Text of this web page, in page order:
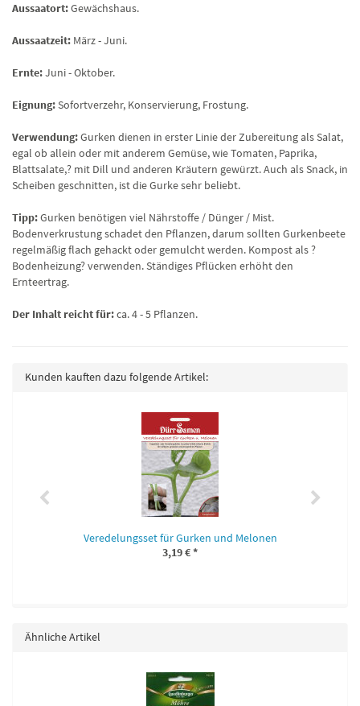
Aussaatort:Gewächshaus.
Aussaatzeit: März - Juni.
Ernte:Juni - Oktober.
Eignung:Sofortverzehr, Konservierung, Frostung.
Verwendung:Gurken dienen in erster Linie der Zubereitung als Salat,
egal ob allein oder mit anderem Gemüse, wie Tomaten, Paprika,
Blattsalate,? mit Dill und anderen Kräutern gewürzt. Auch als Snack, in
Scheiben geschnitten, ist die Gurke sehr beliebt.
Tipp:Gurken benötigen viel Nährstoffe / Dünger / Mist.
Bodenverkrustung schadet den Pflanzen, darum sollten Gurkenbeete
regelmäßig flach gehackt oder gemulcht werden. Kompost als ?
Bodenheizung? verwenden. Ständiges Pflücken erhöht den
Ernteertrag.
Der Inhalt reicht für:ca. 4 - 5 Pflanzen.
Kunden kauften dazu folgende Artikel:
Veredelungsset für Gurken und Melonen
3,19 €*
Ähnliche Artikel